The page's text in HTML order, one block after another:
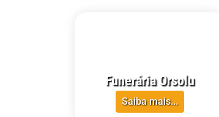
Funerária Orsolu
Saiba mais...